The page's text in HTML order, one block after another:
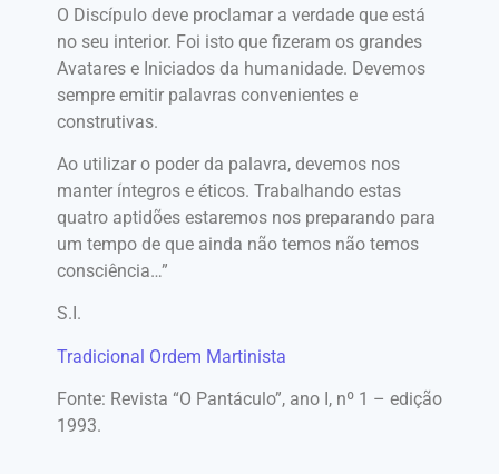
O Discípulo deve proclamar a verdade que está
no seu interior. Foi isto que fizeram os grandes
Avatares e Iniciados da humanidade. Devemos
sempre emitir palavras convenientes e
construtivas.
Ao utilizar o poder da palavra, devemos nos
manter íntegros e éticos. Trabalhando estas
quatro aptidões estaremos nos preparando para
um tempo de que ainda não temos não temos
consciência…”
S.I.
Tradicional Ordem Martinista
Fonte: Revista “O Pantáculo”, ano I, nº 1 – edição
1993.